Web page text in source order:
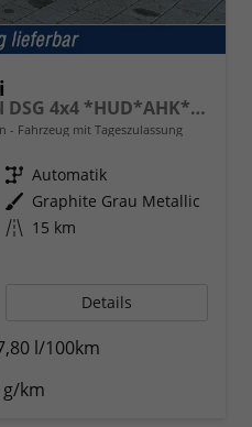
Sportline Kombi 2.0 TSI DSG 4x4 *HUD*AHK*Navi*Matrix*AssistenzPlus*NAVI*E-Heck*Keyless
Fahrzeug mit Tageszulassung
Getriebe Automatik
Außenfarbe Graphite Grau Metallic
Kilometerstand 15 km
Details
l/100km
g/km